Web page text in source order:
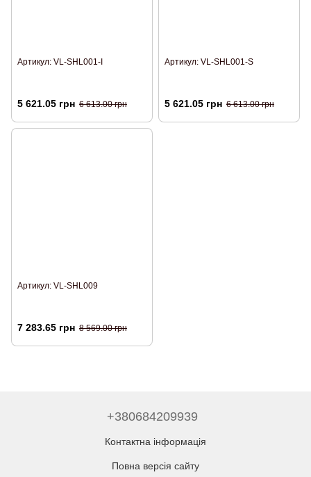
Артикул: VL-SHL001-I
5 621.05 грн 6 613.00 грн
Артикул: VL-SHL001-S
5 621.05 грн 6 613.00 грн
Артикул: VL-SHL009
7 283.65 грн 8 569.00 грн
+380684209939
Контактна інформація
Повна версія сайту